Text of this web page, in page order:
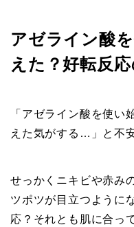
アゼライン酸
えた？好転反
「アゼライン酸を使い
えた気がする…」と不
せっかくニキビや赤み
ツポツが目立つように
応？それとも肌に合っ